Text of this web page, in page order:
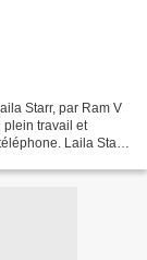
Starr, par Ram V
plein travail et
Laila Starr,